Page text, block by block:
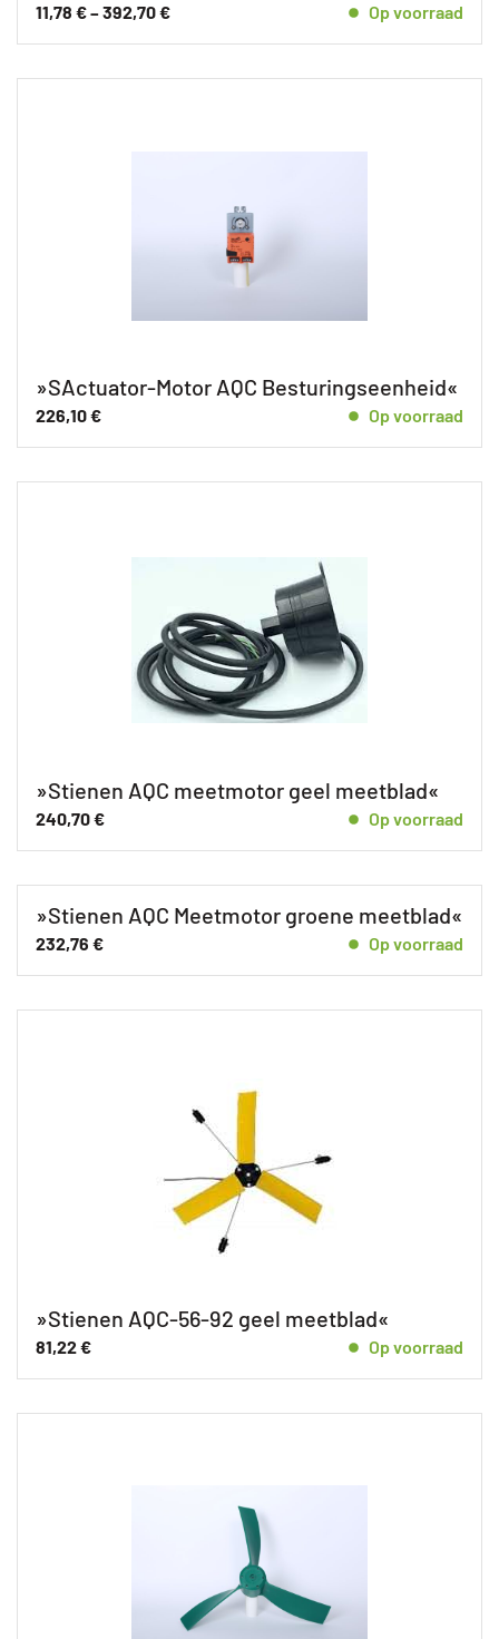
11,78 €–392,70€ Op voorraad
»SActuator-Motor AQC Besturingseenheid«
226,10€ Op voorraad
»Stienen AQC meetmotor geel meetblad«
240,70€ Op voorraad
»Stienen AQC Meetmotor groene meetblad«
232,76 € Op voorraad
»Stienen AQC-56-92 geel meetblad«
81,22€ Op voorraad